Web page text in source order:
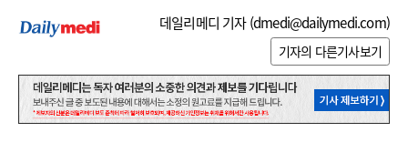
데일리메디 기자 (dmedi@dailymedi.com)
기자의 다른기사보기